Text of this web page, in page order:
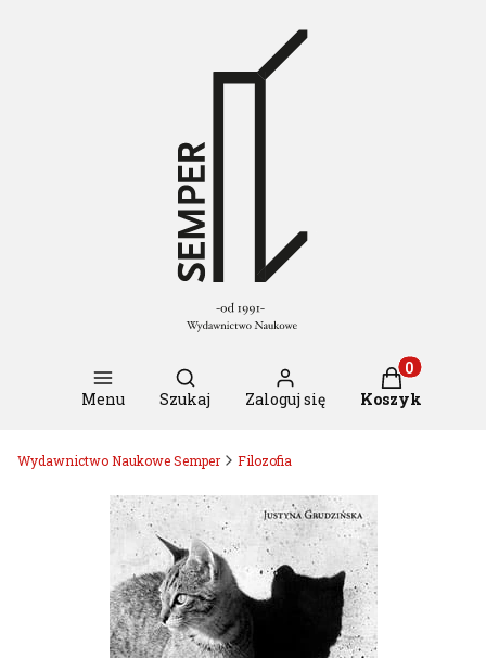
Menu
Otwórz wyszukiwarkę
Szukaj Zaloguj się
Produkty w
Koszyk
Wydawnictwo Naukowe Semper Filozofia